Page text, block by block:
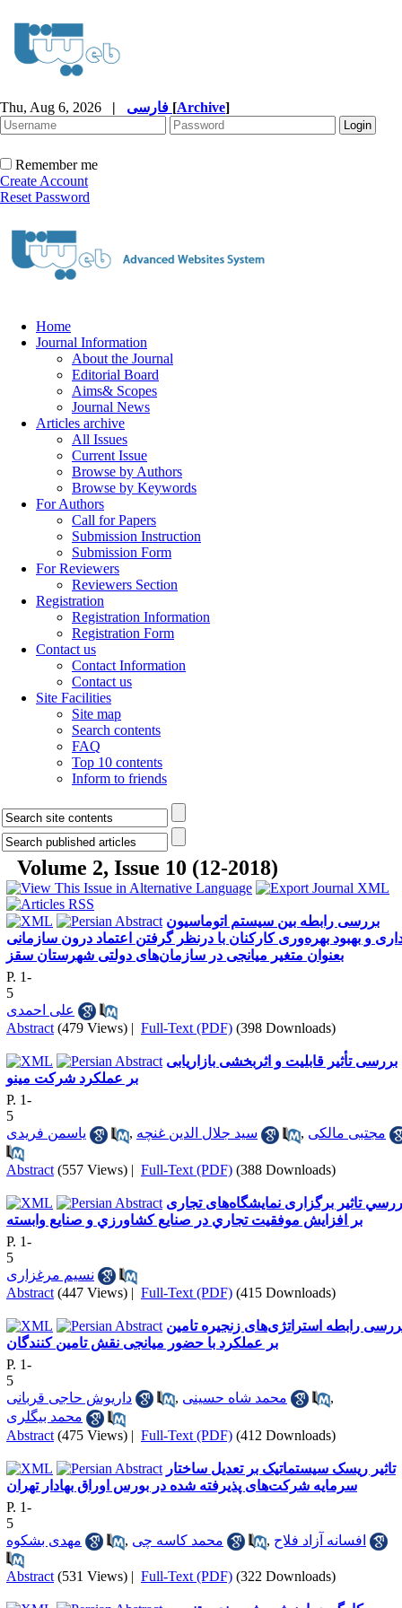
Thu, Aug 6, 2026 | [Archive]
Remember me
Create Account
Reset Password
Home
Journal Information
About the Journal
Editorial Board
Aims& Scopes
Journal News
Articles archive
All Issues
Current Issue
Browse by Authors
Browse by Keywords
For Authors
Call for Papers
Submission Instruction
Submission Form
For Reviewers
Reviewers Section
Registration
Registration Information
Registration Form
Contact us
Contact Information
Contact us
Site Facilities
Site map
Search contents
FAQ
Top 10 contents
Inform to friends
Volume 2, Issue 10 (12-2018)
بررسی رابطه بین سیستم اتوماسیون
و بهبود بهره‌وری کارکنان با درنظر گرفتن اعتماد درون سازمانی
بعنوان متغیر میانجی در سازمان‌های دولتی شهرستان سقز
P. 1-
5
علی احمدی
Abstract (479 Views) | Full-Text (PDF) (398 Downloads)
بررسی تأثیر قابلیت و اثربخشی بازاریابی
بر عملکرد شرکت مینو
P. 1-
5
یاسمن فریدی
, سید جلال الدین غنچه , مجتبی مالکی
Abstract (557 Views) | Full-Text (PDF) (388 Downloads)
تاثير برگزاری نمایشگاه‌های تجاری
بر افزايش موفقيت تجاري در صنايع كشاورزي و صنايع وابسته
P. 1-
5
نسیم مرغزاری
Abstract (447 Views) | Full-Text (PDF) (415 Downloads)
رابطه استراتژی‌های زنجیره تامین
بر عملکرد با حضور میانجی نقش تامین کنندگان
P. 1-
5
داریوش حاجی قربانی
, محمد شاه حسینی
,
محمد بیگلری
Abstract (475 Views) | Full-Text (PDF) (412 Downloads)
تاثیر ریسک سیستماتیک بر تعدیل ساختار
سرمایه شرکت‌های پذیرفته شده در بورس اوراق بهادار تهران
P. 1-
5
مهدی بشکوه
, محمد کاسه چی , افسانه آزاد فلاح
Abstract (531 Views) | Full-Text (PDF) (322 Downloads)